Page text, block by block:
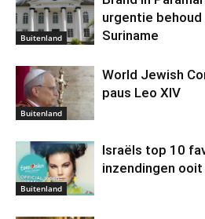
Buitenland
urgentie
Suriname
Buitenland
World Jewish
paus Leo XIV
Buitenland
Israëls top 10
inzendingen ooit